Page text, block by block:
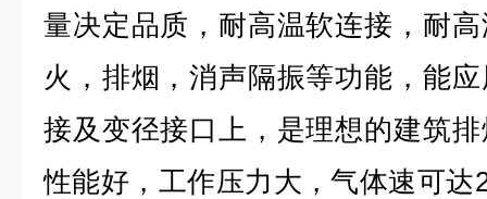
量决定品质，耐高温软连接，耐
火，排烟，消声隔振等功能，能
接及变径接口上，是理想的建筑
性能好，工作压力大，气体速可达